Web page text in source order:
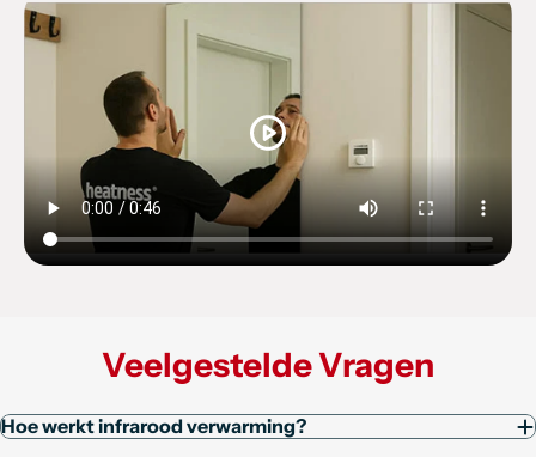
Veelgestelde Vragen
Hoe werkt infrarood verwarming?